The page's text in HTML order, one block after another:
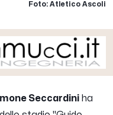
Foto: Atletico Ascoli
Seccardini ha